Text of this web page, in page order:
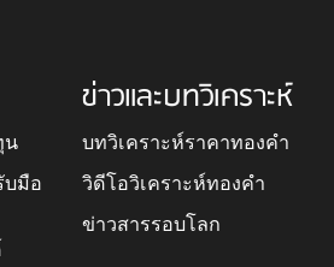
น
บมือ
ข่าวและบทวิเคราะห์
บทวิเคราะห์ราคาทองคำ
วิดีโอวิเคราะห์ทองคำ
ข่าวสารรอบโลก